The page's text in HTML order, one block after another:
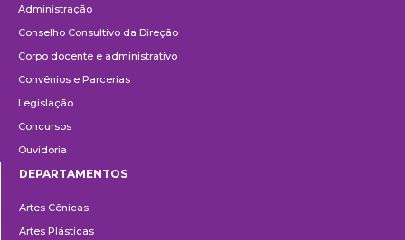
Administração
Conselho Consultivo da Direção
Corpo docente e administrativo
Convênios e Parcerias
Legislação
Concursos
Ouvidoria
DEPARTAMENTOS
Artes Cênicas
Artes Plásticas